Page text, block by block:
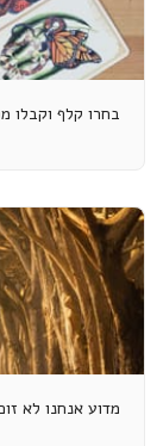
בחרו קלף וקבלו
מדוע אנחנו לא